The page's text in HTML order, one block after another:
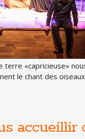
terre «capricieuse»
le chant des
accueillir